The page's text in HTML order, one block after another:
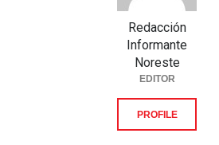
Redacción
Informante
Noreste
EDITOR
PROFILE